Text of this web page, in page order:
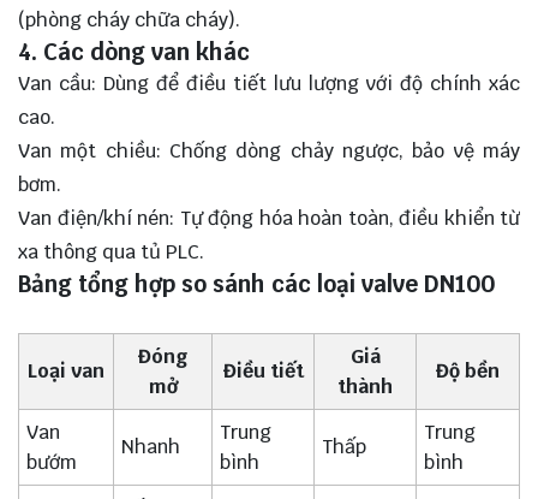
(phòng cháy chữa cháy).
4. Các dòng van khác
Van cầu: Dùng để điều tiết lưu lượng với độ chính xác
cao.
Van một chiều: Chống dòng chảy ngược, bảo vệ máy
bơm.
Van điện/khí nén: Tự động hóa hoàn toàn, điều khiển từ
xa thông qua tủ PLC.
Bảng tổng hợp so sánh các loại valve DN100
Loại van
Đóng
mở
Điều tiết
Giá
thành
Độ bền
Van
bướm
Nhanh
Trung
bình
Thấp
Trung
bình